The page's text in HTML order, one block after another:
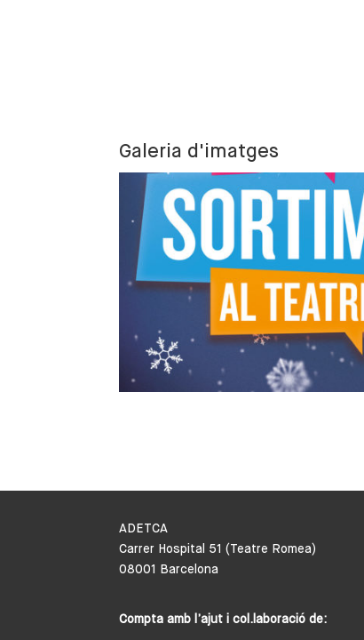
Galeria d'imatges
ADETCA
Carrer Hospital 51 (Teatre Romea)
08001 Barcelona
Compta amb l’ajut i col.laboració de: